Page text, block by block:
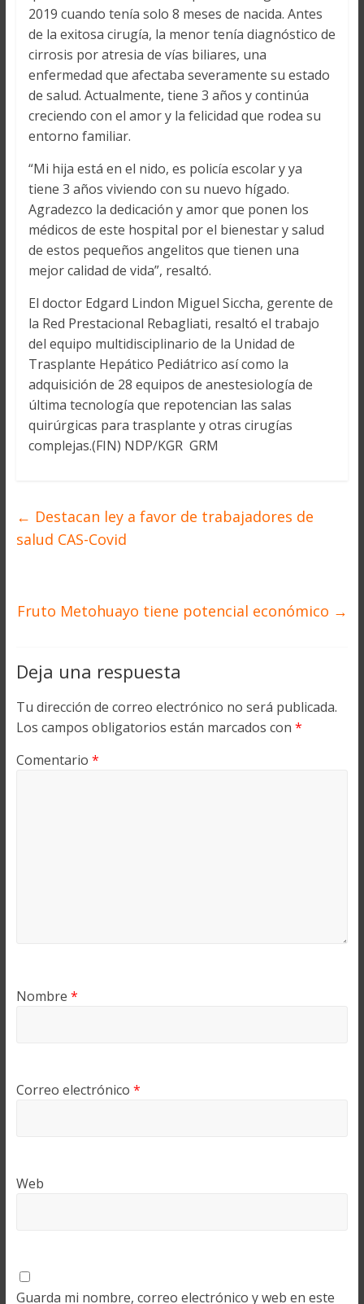
2019 cuando tenía solo 8 meses de nacida. Antes
de la exitosa cirugía, la menor tenía diagnóstico de
cirrosis por atresia de vías biliares, una
enfermedad que afectaba severamente su estado
de salud. Actualmente, tiene 3 años y continúa
creciendo con el amor y la felicidad que rodea su
entorno familiar.
“Mi hija está en el nido, es policía escolar y ya
tiene 3 años viviendo con su nuevo hígado.
Agradezco la dedicación y amor que ponen los
médicos de este hospital por el bienestar y salud
de estos pequeños angelitos que tienen una
mejor calidad de vida”, resaltó.
El doctor Edgard Lindon Miguel Siccha, gerente de
la Red Prestacional Rebagliati, resaltó el trabajo
del equipo multidisciplinario de la Unidad de
Trasplante Hepático Pediátrico así como la
adquisición de 28 equipos de anestesiología de
última tecnología que repotencian las salas
quirúrgicas para trasplante y otras cirugías
complejas.(FIN) NDP/KGR GRM
← Destacan ley a favor de trabajadores de
salud CAS-Covid
Fruto Metohuayo tiene potencial económico →
Deja una respuesta
Tu dirección de correo electrónico no será publicada.
Los campos obligatorios están marcados con *
Comentario *
Nombre *
Correo electrónico *
Web
Guarda mi nombre, correo electrónico y web en este